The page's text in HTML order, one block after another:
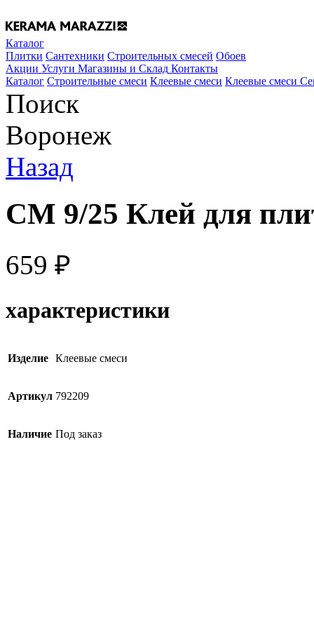
Каталог
Плитки Сантехники Строительных смесей Обоев
Акции Услуги Магазины и Склад Контакты
Каталог Строительные смеси Клеевые смеси Клеевые смеси
Поиск
Воронеж
Назад
СМ 9/25 Клей для
659 ₽
характеристики
Изделие Клеевые смеси
Артикул 792209
Наличие Под заказ